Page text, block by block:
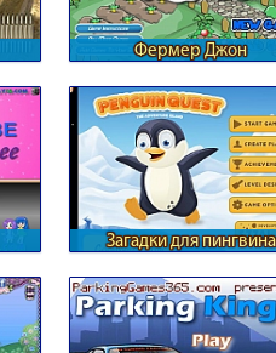
Фермер Джон
Загадки для пингвина